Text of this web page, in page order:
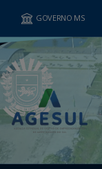
GOVERNO MS